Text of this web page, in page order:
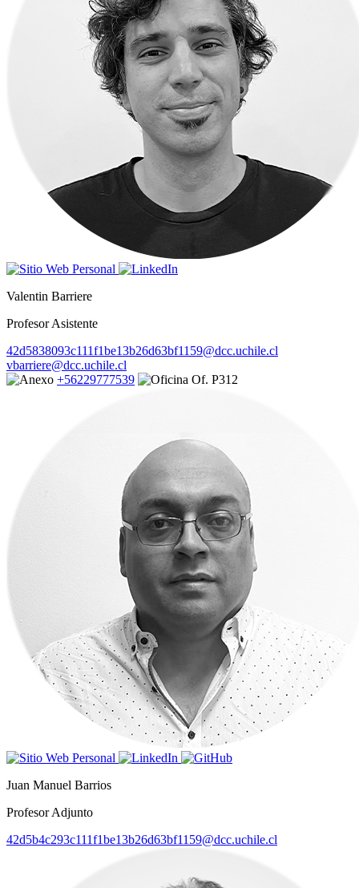
Valentin Barriere
Profesor Asistente
42d5838093c111f1be13b26d63bf1159@dcc.uchile.cl
vbarriere@dcc.uchile.cl
+56229777539
Of. P312
Juan Manuel Barrios
Profesor Adjunto
42d5b4c293c111f1be13b26d63bf1159@dcc.uchile.cl